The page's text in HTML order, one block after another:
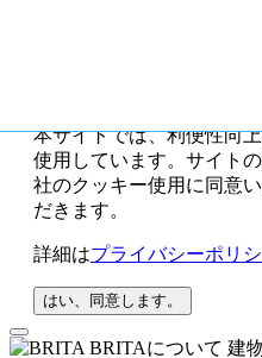
本サイトでは、利便性向
使用しています。サイト
社のクッキー使用に同意
だきます。
詳細はプライバシーポリ
はい、同意します。